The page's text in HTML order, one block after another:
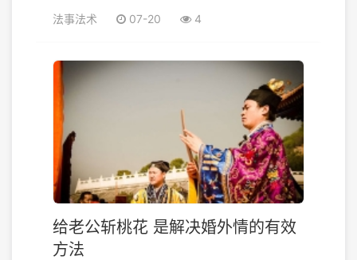
法事法术 07-20 4
给老公斩桃花 是解决婚外情的有效
方法